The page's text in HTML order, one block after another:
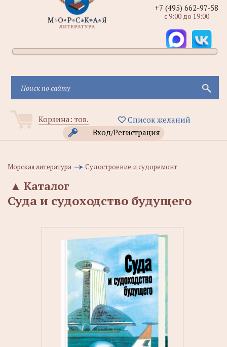
Корзина: тов.
Список желаний
Вход/Регистрация
+7 (495) 662-97-58
с 9:00 до 19:00
Морская литература Судостроение и судоремонт
Каталог
▲
Суда и судоходство будущего